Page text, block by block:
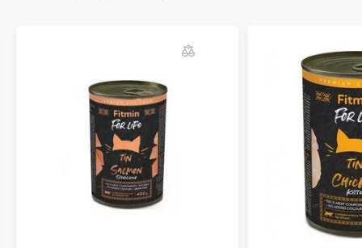
Maso: 60 % hovězí, 40 % kuřecí, ve vlastní šťávě.
Konzerva může obsahovat kosti, které jsou díky
sterilaci měkké. Jedná se o přírodní zdroj vitamínů a